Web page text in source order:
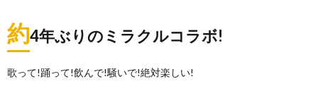
約4年ぶりのミラクルコラボ!
歌って!踊って!飲んで!騒いで!絶対楽しい!